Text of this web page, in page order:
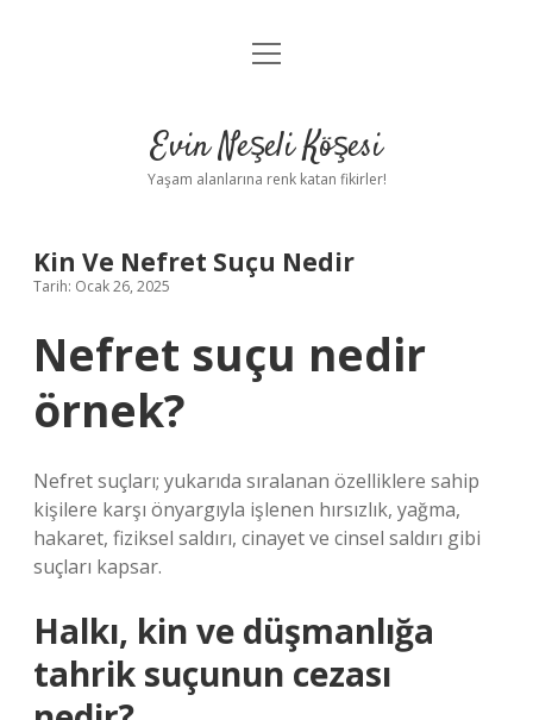
Anasayfa
Yasal Uyarı
menüyü
Evin Neşeli Köşesi
Yaşam alanlarına renk katan fikirler!
Kin Ve Nefret Suçu Nedir
Tarih: Ocak 26, 2025
Nefret suçu nedir
örnek?
Nefret suçları; yukarıda sıralanan özelliklere sahip
kişilere karşı önyargıyla işlenen hırsızlık, yağma,
hakaret, fiziksel saldırı, cinayet ve cinsel saldırı gibi
suçları kapsar.
Halkı, kin ve düşmanlığa
tahrik suçunun cezası